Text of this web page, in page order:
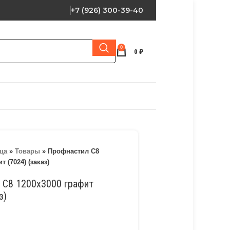
+7 (926) 300-39-40
0
0 ₽
» Товары » Профнастил С8
(7024) (заказ)
1200х3000 графит